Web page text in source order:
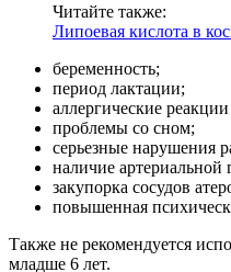
Читайте также:
Липоевая кислота в
беременность;
период лактации;
аллергические
проблемы со сном;
серьезные нарушения
наличие артериальной
закупорка сосудов
повышенная
Также не рекомендуется
младше 6 лет.